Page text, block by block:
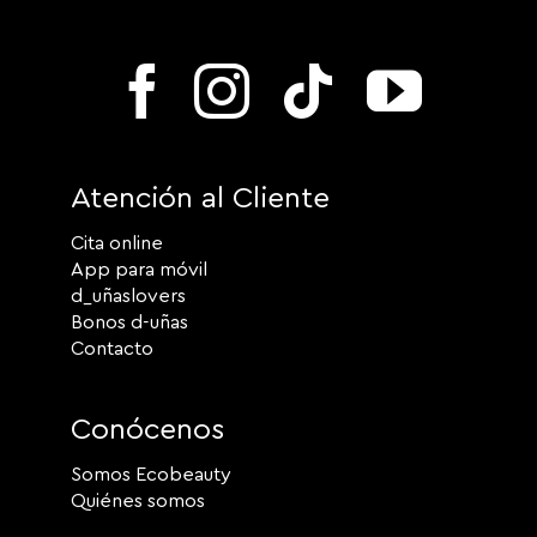
Atención al Cliente
Cita online
App para móvil
d_uñaslovers
Bonos d-uñas
Contacto
Conócenos
Somos Ecobeauty
Quiénes somos